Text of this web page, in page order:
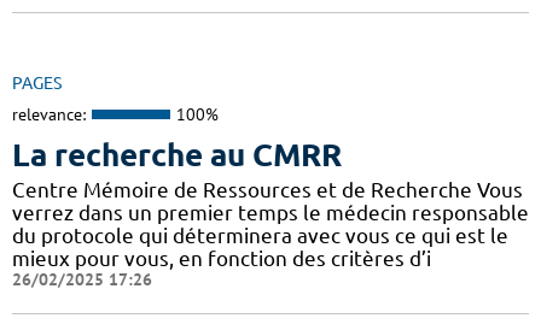
PAGES
relevance: 100%
La recherche au CMRR
Centre Mémoire de Ressources et de Recherche Vous
verrez dans un premier temps le médecin responsable
du protocole qui déterminera avec vous ce qui est le
mieux pour vous, en fonction des critères d’i
26/02/2025 17:26